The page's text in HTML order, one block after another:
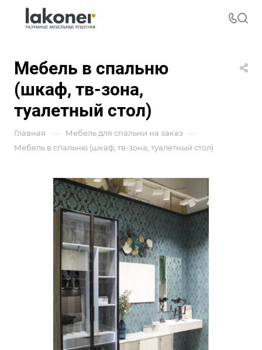
Мебель в спальню
(шкаф, тв-зона,
туалетный стол)
Главная — Мебель для спальни на заказ —
Мебель в спальню (шкаф, тв-зона, туалетный стол)